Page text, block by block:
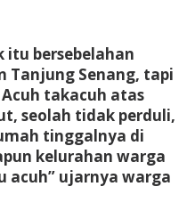
itu bersebelahan
Tanjung Senang, tapi
takacuh atas
seolah tidak perduli,
tinggalnya di
kelurahan warga
acuh” ujarnya warga